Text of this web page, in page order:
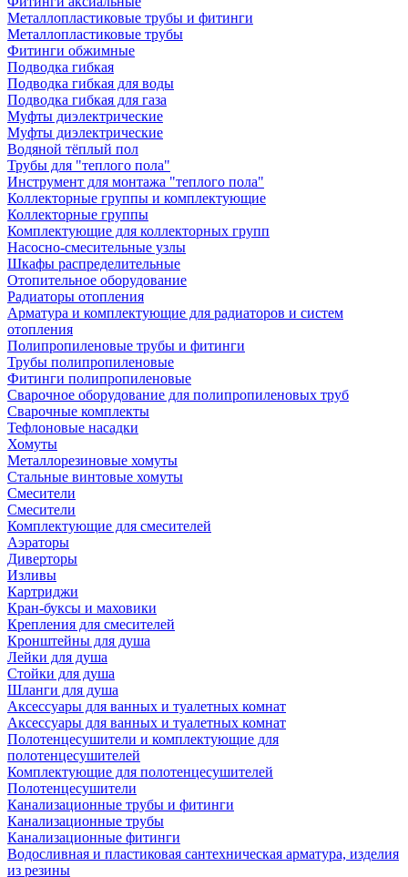
Металлопластиковые трубы и фитинги
Металлопластиковые трубы
Фитинги обжимные
Подводка гибкая
Подводка гибкая для воды
Подводка гибкая для газа
Муфты диэлектрические
Муфты диэлектрические
Водяной тёплый пол
Трубы для "теплого пола"
Инструмент для монтажа "теплого пола"
Коллекторные группы и комплектующие
Коллекторные группы
Комплектующие для коллекторных групп
Насосно-смесительные узлы
Шкафы распределительные
Отопительное оборудование
Радиаторы отопления
Арматура и комплектующие для радиаторов и систем
отопления
Полипропиленовые трубы и фитинги
Трубы полипропиленовые
Фитинги полипропиленовые
Сварочное оборудование для полипропиленовых труб
Сварочные комплекты
Тефлоновые насадки
Хомуты
Металлорезиновые хомуты
Стальные винтовые хомуты
Смесители
Смесители
Комплектующие для смесителей
Аэраторы
Диверторы
Изливы
Картриджи
Кран-буксы и маховики
Крепления для смесителей
Кронштейны для душа
Лейки для душа
Стойки для душа
Шланги для душа
Аксессуары для ванных и туалетных комнат
Аксессуары для ванных и туалетных комнат
Полотенцесушители и комплектующие для
полотенцесушителей
Комплектующие для полотенцесушителей
Полотенцесушители
Канализационные трубы и фитинги
Канализационные трубы
Канализационные фитинги
Водосливная и пластиковая сантехническая арматура, изделия
из резины